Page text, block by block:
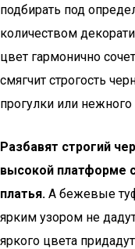
подбирать под
количеством
цвет гармонично
смягчит строгость
прогулки или нежного
Разбавят строгий
высокой платформе
платья. А бежевые
ярким узором не
яркого цвета